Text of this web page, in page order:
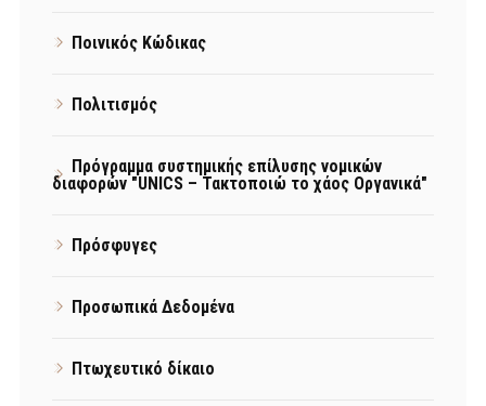
Ποινικός Κώδικας
Πολιτισμός
Πρόγραμμα συστημικής επίλυσης νομικών
διαφορών "UNICS – Τακτοποιώ το χάος Οργανικά"
Πρόσφυγες
Προσωπικά Δεδομένα
Πτωχευτικό δίκαιο